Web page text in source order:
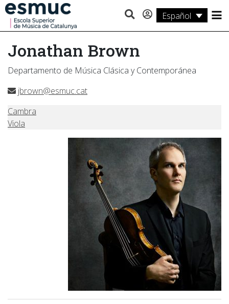
Español
Estudios
Investigación
Servicios
Jonathan Brown
Departamento de Música Clásica y Contemporánea
jbrown@esmuc.cat
Cambra
Viola